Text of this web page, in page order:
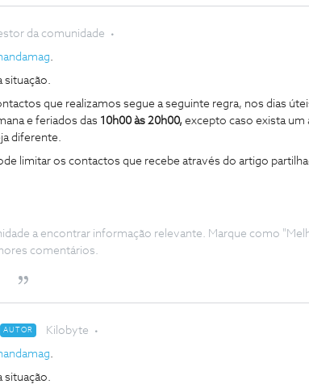
da comunidade
.
situação.
que realizamos segue a seguinte regra, nos dias
e feriados das 10h00 às 20h00, excepto caso exista
diferente.
limitar os contactos que recebe através do artigo
a encontrar informação relevante. Marque como
comentários.
AUTOR Kilobyte
.
situação.